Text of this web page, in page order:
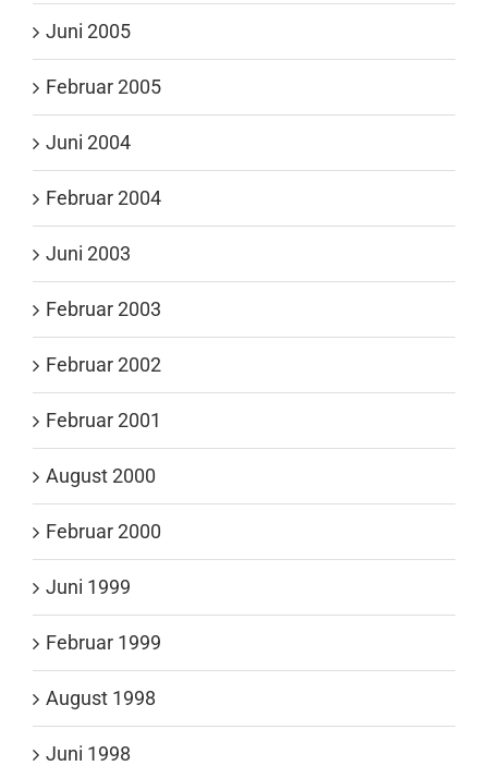
Juni 2005
Februar 2005
Juni 2004
Februar 2004
Juni 2003
Februar 2003
Februar 2002
Februar 2001
August 2000
Februar 2000
Juni 1999
Februar 1999
August 1998
Juni 1998